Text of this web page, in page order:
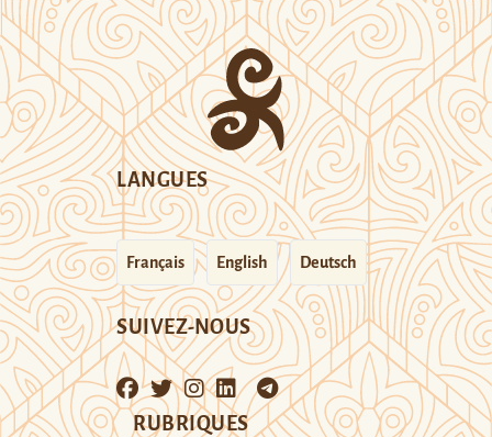
LANGUES
Français English Deutsch
SUIVEZ-NOUS
RUBRIQUES